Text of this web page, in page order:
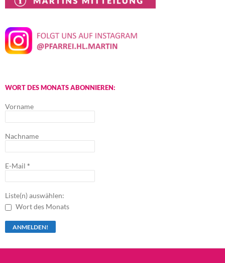
WORT DES MONATS ABONNIEREN:
Vorname
Nachname
E-Mail *
Liste(n) auswählen:
Wort des Monats